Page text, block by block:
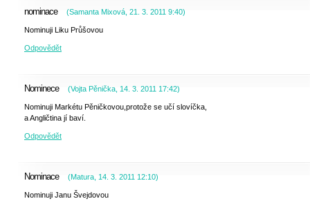
nominace (Samanta Mixová 21. 3. 2011 9:40)
Nominuji Liku Průšovou
Odpovědět
Nominece (Vojta Pěnička 14. 3. 2011 17:42)
Nominuji Markétu Pěničkovou,protože se učí slovíčka,
a Angličtina jí baví.
Odpovědět
Nominace (Matura 14. 3. 2011 12:10)
Nominuji Janu Švejdovou